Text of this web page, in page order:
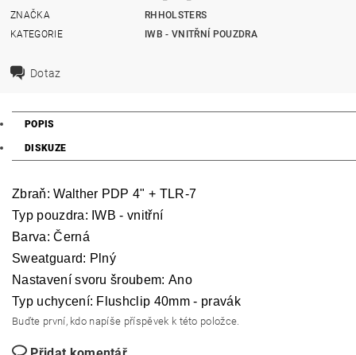
ZNAČKA
RHHOLSTERS
KATEGORIE
IWB - VNITŘNÍ POUZDRA
Dotaz
POPIS
DISKUZE
Zbraň: Walther PDP 4" + TLR-7
Typ pouzdra: IWB - vnitřní
Barva: Černá
Sweatguard: Plný
Nastavení svoru šroubem: Ano
Typ uchycení: Flushclip 40mm - pravák
Buďte první, kdo napíše příspěvek k této položce.